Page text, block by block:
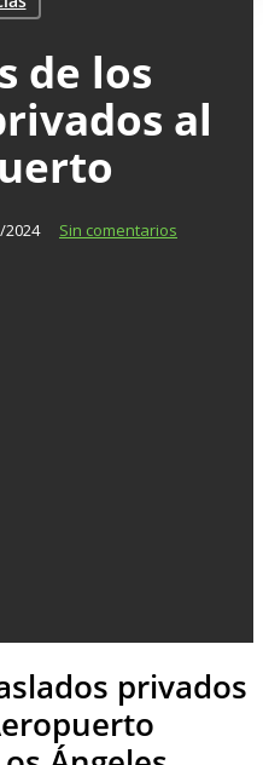
de los
al
2024 Sin comentarios
privados